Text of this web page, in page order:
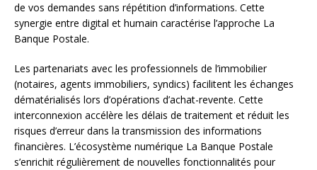
de vos demandes sans répétition d’informations. Cette
synergie entre digital et humain caractérise l’approche La
Banque Postale.
Les partenariats avec les professionnels de l’immobilier
(notaires, agents immobiliers, syndics) facilitent les échanges
dématérialisés lors d’opérations d’achat-revente. Cette
interconnexion accélère les délais de traitement et réduit les
risques d’erreur dans la transmission des informations
financières. L’écosystème numérique La Banque Postale
s’enrichit régulièrement de nouvelles fonctionnalités pour